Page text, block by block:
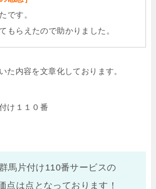
です。
もらえたので助かりました。
た内容を文章化しております。
け１１０番
馬片付け110番サービスの
点は点となっております！